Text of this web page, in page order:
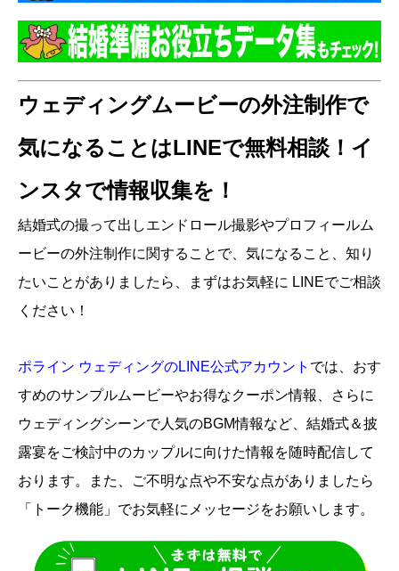
ウェディングムービーの外注制作で
気になることはLINEで無料相談！イ
ンスタで情報収集を！
結婚式の撮って出しエンドロール撮影やプロフィールム
ービーの外注制作に関することで、気になること、知り
たいことがありましたら、まずはお気軽に LINEでご相談
ください！
ポライン ウェディングのLINE公式アカウント では、 おす
すめのサンプルムービーやお得なクーポン情報、さらに
ウェディングシーンで人気のBGM情報など、結婚式＆披
露宴をご検討中のカップルに向けた情報を随時配信して
おります。また、ご不明な点や不安な点がありましたら
「トーク機能」でお気軽にメッセージをお願いします。